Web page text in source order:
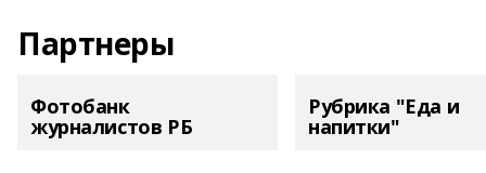
Партнеры
Фотобанк
журналистов РБ
Рубрика "Еда и
напитки"